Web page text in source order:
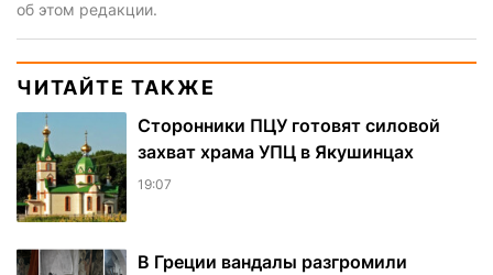
об этом редакции.
ЧИТАЙТЕ ТАКЖЕ
Сторонники ПЦУ готовят силовой
захват храма УПЦ в Якушинцах
19:07
В Греции вандалы разгромили